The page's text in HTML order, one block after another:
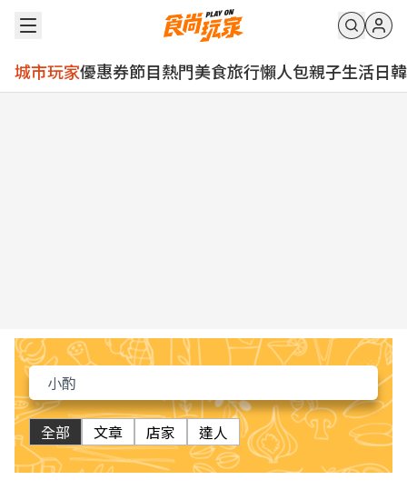
城市玩家優惠券節目熱門美食旅行懶人包親子生活日韓
全部 文章 店家 達人